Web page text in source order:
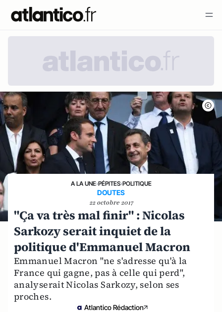
A LA UNE›PÉPITES›POLITIQUE
DOUTES
22 octobre 2017
"Ça va très mal finir" : Nicolas
Sarkozy serait inquiet de la
politique d'Emmanuel Macron
Emmanuel Macron "ne s'adresse qu'à la
France qui gagne, pas à celle qui perd",
analyserait Nicolas Sarkozy, selon ses
proches.
Atlantico Rédaction